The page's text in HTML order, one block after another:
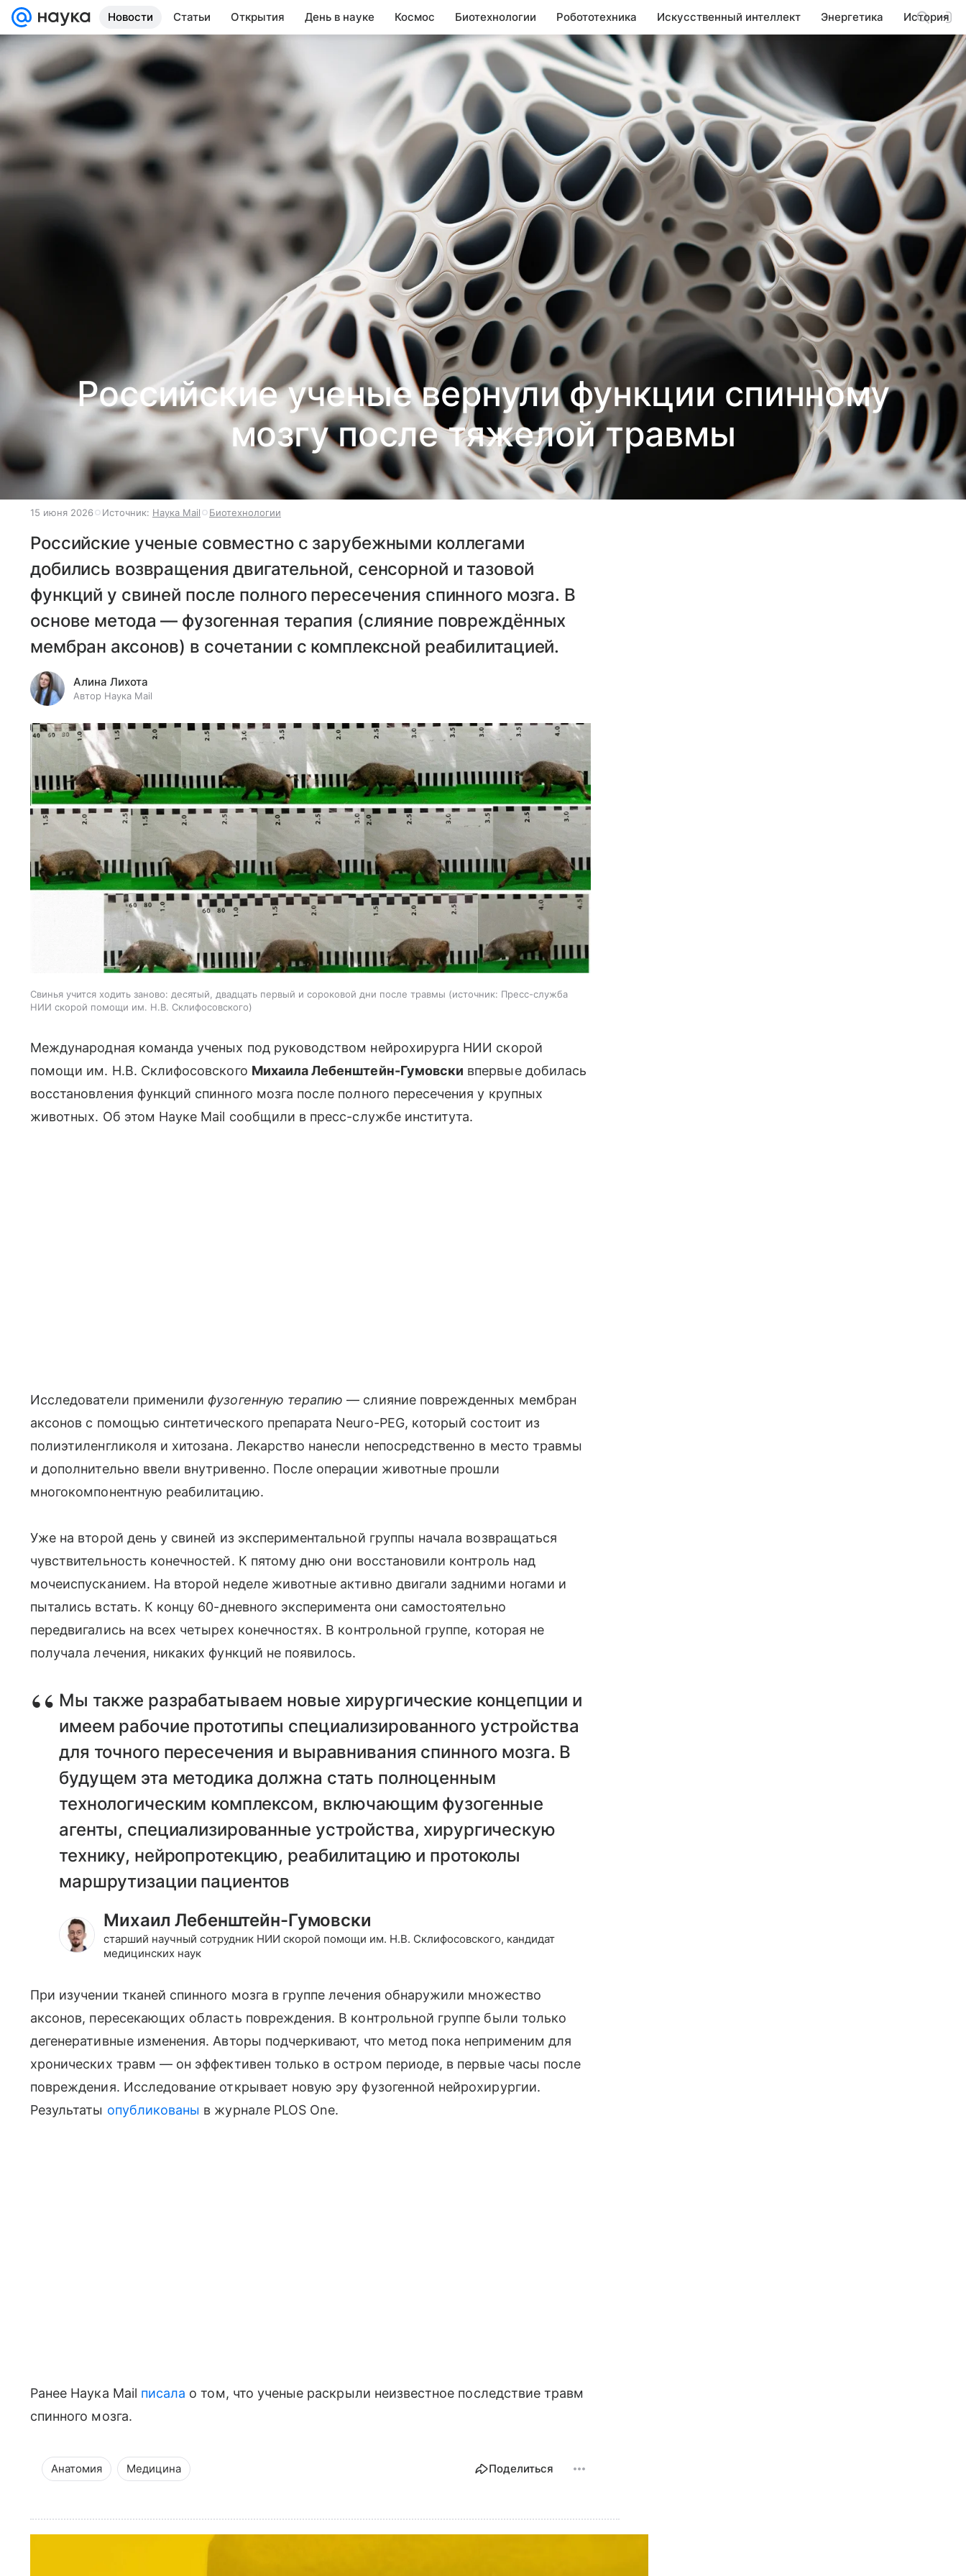
Новости Статьи Открытия День в науке Космос Биотехнологии Робототехника Искусственный интеллект Энергетика История
Российские ученые вернули функции спинному
мозгу после тяжелой травмы
15 июня 2026 Источник: Наука Mail Биотехнологии
Российские ученые совместно с зарубежными коллегами
добились возвращения двигательной, сенсорной и тазовой
функций у свиней после полного пересечения спинного мозга. В
основе метода — фузогенная терапия (слияние повреждённых
мембран аксонов) в сочетании с комплексной реабилитацией.
Алина Лихота
Автор Наука Mail
Свинья учится ходить заново: десятый, двадцать первый и сороковой дни после травмы источник: Пресс-служба
НИИ скорой помощи им. Н.В. Склифосовского
Международная команда ученых под руководством нейрохирурга НИИ скорой
помощи им. Н.В. Склифосовского Михаила Лебенштейн-Гумовски впервые добилась
восстановления функций спинного мозга после полного пересечения у крупных
животных. Об этом Науке Mail сообщили в пресс-службе института.
Исследователи применили фузогенную терапию — слияние поврежденных мембран
аксонов с помощью синтетического препарата Neuro-PEG, который состоит из
полиэтиленгликоля и хитозана. Лекарство нанесли непосредственно в место травмы
и дополнительно ввели внутривенно. После операции животные прошли
многокомпонентную реабилитацию.
Уже на второй день у свиней из экспериментальной группы начала возвращаться
чувствительность конечностей. К пятому дню они восстановили контроль над
мочеиспусканием. На второй неделе животные активно двигали задними ногами и
пытались встать. К концу 60-дневного эксперимента они самостоятельно
передвигались на всех четырех конечностях. В контрольной группе, которая не
получала лечения, никаких функций не появилось.
Мы также разрабатываем новые хирургические концепции и
имеем рабочие прототипы специализированного устройства
для точного пересечения и выравнивания спинного мозга. В
будущем эта методика должна стать полноценным
технологическим комплексом, включающим фузогенные
агенты, специализированные устройства, хирургическую
технику, нейропротекцию, реабилитацию и протоколы
маршрутизации пациентов
Михаил Лебенштейн-Гумовски
старший научный сотрудник НИИ скорой помощи им. Н.В. Склифосовского, кандидат
медицинских наук
При изучении тканей спинного мозга в группе лечения обнаружили множество
аксонов, пересекающих область повреждения. В контрольной группе были только
дегенеративные изменения. Авторы подчеркивают, что метод пока неприменим для
хронических травм — он эффективен только в остром периоде, в первые часы после
повреждения. Исследование открывает новую эру фузогенной нейрохирургии.
Результаты опубликованы в журнале PLOS One.
Ранее Наука Mail писала о том, что ученые раскрыли неизвестное последствие травм
спинного мозга.
Анатомия Медицина Поделиться